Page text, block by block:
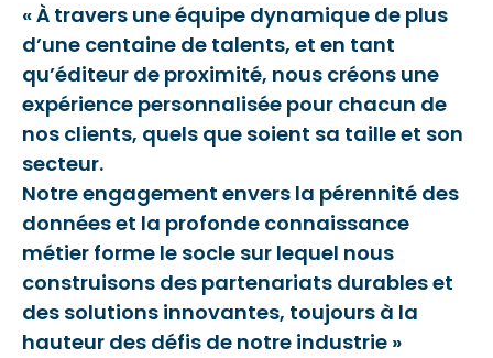
« À travers une équipe dynamique de plus
d’une centaine de talents, et en tant
qu’éditeur de proximité, nous créons une
expérience personnalisée pour chacun de
nos clients, quels que soient sa taille et son
secteur.
Notre engagement envers la pérennité des
données et la profonde connaissance
métier forme le socle sur lequel nous
construisons des partenariats durables et
des solutions innovantes, toujours à la
hauteur des défis de notre industrie »